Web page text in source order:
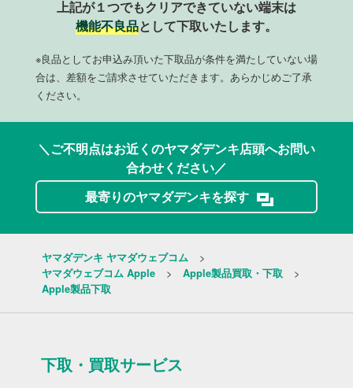
上記が１つでもクリアできていない端末は
機能不良品として下取いたします。
※良品としてお申込み頂いた下取品が条件を満たしていない場
合は、差額をご請求させていただきます。あらかじめご了承
ください。
＼ご不明点はお近くのヤマダデンキ店頭へお問い
合わせください／
最寄りのヤマダデンキを探す
ヤマダデンキ ヤマダウェブコム >
ヤマダウェブコム Apple > Apple製品買取・下取 >
Apple製品下取
下取・買取サービス